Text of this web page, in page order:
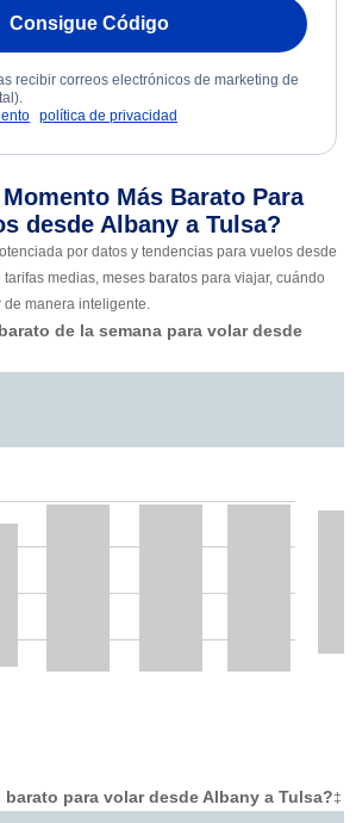
Consigue Código
recibir correos electrónicos de marketing de
política de privacidad
Más Barato Para
desde Albany a Tulsa?
por datos y tendencias para vuelos desde
medias, meses baratos para viajar, cuándo
manera inteligente.
de la semana para volar desde
barato para volar desde Albany a Tulsa?‡